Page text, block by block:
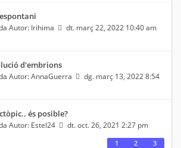
Autor: Irihima
dt. març 22, 2022 10:40 am
d'embrions
Autor:AnnaGuerra
dg. març 13, 2022 8:54
és posible?
Autor: Estel24
dt. oct. 26, 2021 2:27 pm
1 2 3